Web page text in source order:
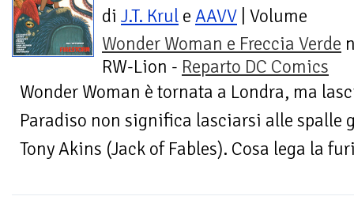
di J.T. Krul e AAVV | Volume
Wonder Woman e Freccia Verde
RW-Lion - Reparto DC Comics
Wonder Woman è tornata a Londra, ma
Paradiso non significa lasciarsi alle spalle
Tony Akins (Jack of Fables). Cosa lega la